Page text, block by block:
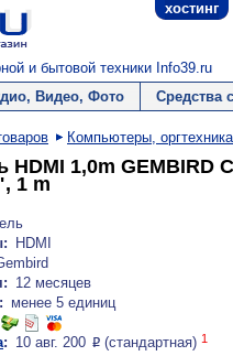
хостинг
и бытовой техники Info39.ru
Видео, Фото Средства
Компьютеры, оргтехника
HDMI 1,0m GEMBIRD
1 m
HDMI
12 месяцев
менее 5 единиц
: 10 авг. 200 P(стандартная) 1